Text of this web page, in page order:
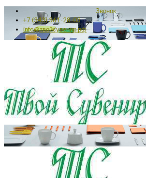
Звонок
+7 (343) 361-28-03
info@твойсувенир.рф